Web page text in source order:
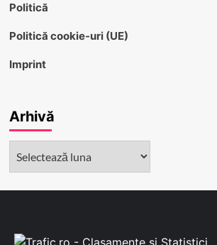
Politică
Politică cookie-uri (UE)
Imprint
Arhivă